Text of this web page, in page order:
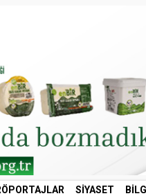
SIYASET